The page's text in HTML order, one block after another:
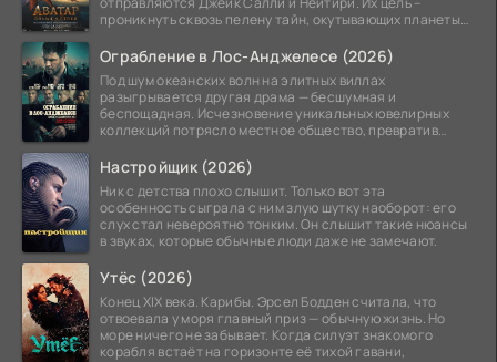
проникнуть сквозь пелену тайн, окутывающих планеты
Ограбление в Лос-Анджелесе (2026)
Под шум океанских волн на элитных виллах
разыгрывается другая драма — бесшумная и
беспощадная. Исчезновение уникальных ювелирных
коллекций потрясло местное общество, превратив
Настройщик (2026)
Ник с детства плохо слышит. Только вот эта
особенность сыграла с ним злую шутку наоборот: его
слух стал невероятно тонким. Он слышит такие нюансы
в звуках, которые обычные люди даже не замечают.
Утёс (2026)
Конец XIX века. Карибы. Эрсел Бодден считала, что
отвоевала у моря главный приз — обычную жизнь. Но
море ничего не забывает. Когда силуэт знакомого
корабля встаёт на горизонте её тихой гавани,